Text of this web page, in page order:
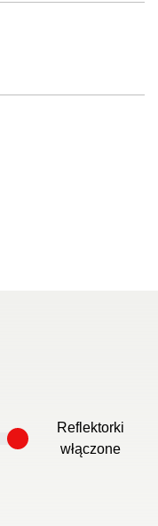
Reflektorki
włączone